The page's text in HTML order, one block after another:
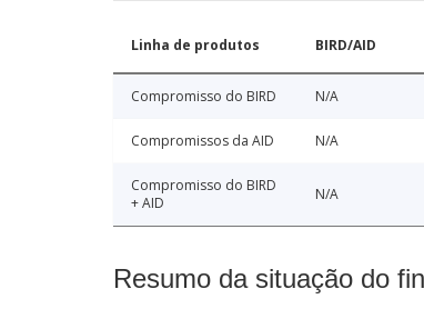
Linha de produtos BIRD/AID
Compromisso do BIRD N/A
Compromissos da AID N/A
Compromisso do BIRD
+ AID
N/A
Resumo da situação do